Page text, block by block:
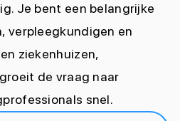
Je bent een belangrijke
verpleegkundigen en
ziekenhuizen,
de vraag naar
snel.